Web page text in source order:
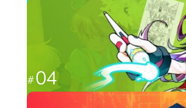
CGと映像を駆使して、人々を魅了する
04
日本のクリエーター文化を広める